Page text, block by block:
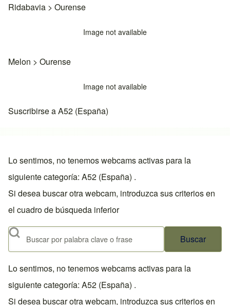
Ridabavia > Ourense
Image not available
Melon > Ourense
Image not available
Suscribirse a A52 (España)
Lo sentimos, no tenemos webcams activas para la
siguiente categoría: A52 (España) .
Si desea buscar otra webcam, introduzca sus criterios en
el cuadro de búsqueda inferior
Buscar
Lo sentimos, no tenemos webcams activas para la
siguiente categoría: A52 (España) .
Si desea buscar otra webcam, introduzca sus criterios en